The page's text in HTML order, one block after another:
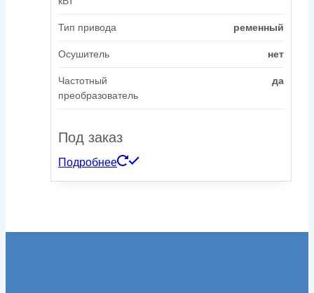
Тип привода ременный
Осушитель нет
Частотный
преобразователь
да
Под заказ
Подробнее